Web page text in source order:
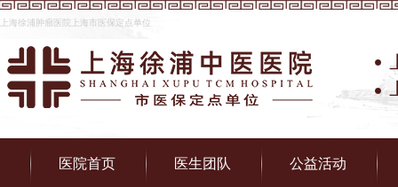
上海徐浦肿瘤医院上海市医保定点单位
医院首页 医生团队 公益活动